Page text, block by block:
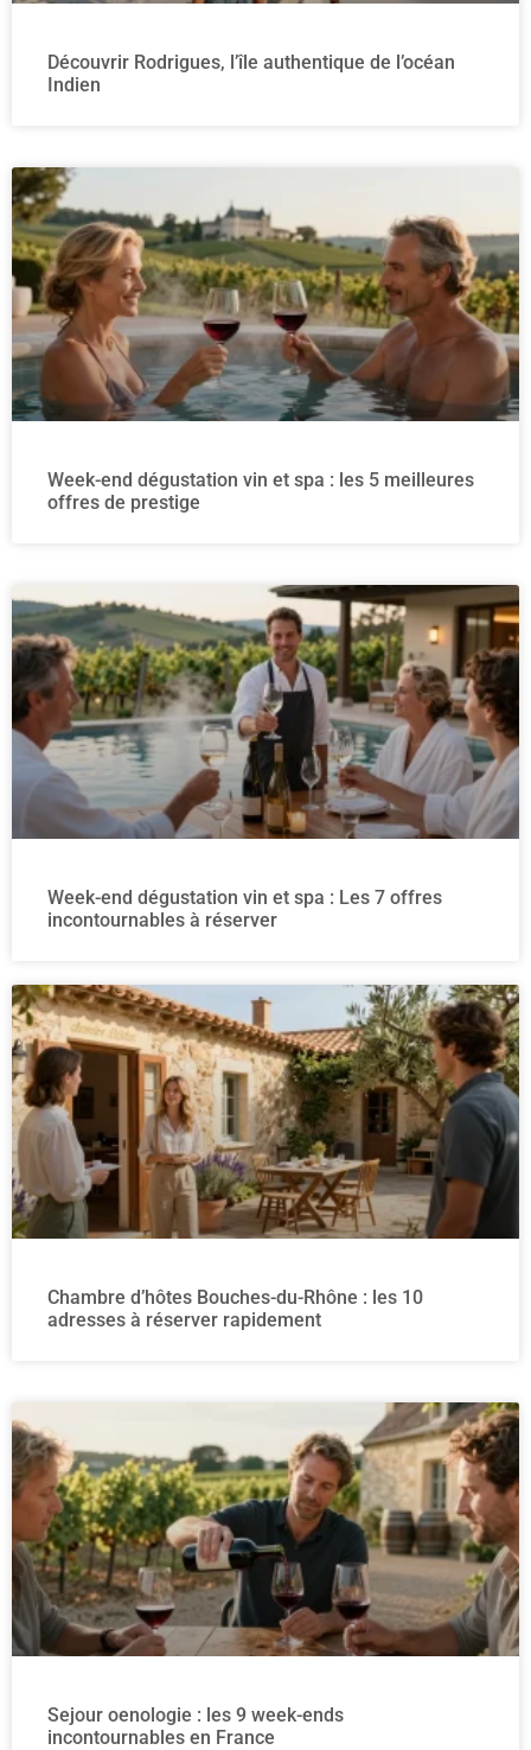
Découvrir Rodrigues, l’île authentique de l’océan
Indien
Week-end dégustation vin et spa : les 5 meilleures
offres de prestige
Week-end dégustation vin et spa : Les 7 offres
incontournables à réserver
Chambre d’hôtes Bouches-du-Rhône : les 10
adresses à réserver rapidement
Sejour oenologie : les 9 week-ends
incontournables en France